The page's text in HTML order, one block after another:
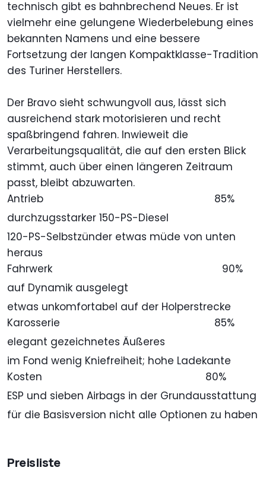
technisch gibt es bahnbrechend Neues. Er ist
vielmehr eine gelungene Wiederbelebung eines
bekannten Namens und eine bessere
Fortsetzung der langen Kompaktklasse-Tradition
des Turiner Herstellers.
Der Bravo sieht schwungvoll aus, lässt sich
ausreichend stark motorisieren und recht
spaßbringend fahren. Inwieweit die
Verarbeitungsqualität, die auf den ersten Blick
stimmt, auch über einen längeren Zeitraum
passt, bleibt abzuwarten.
Antrieb
85%
durchzugsstarker 150-PS-Diesel
120-PS-Selbstzünder etwas müde von unten
heraus
Fahrwerk
90%
auf Dynamik ausgelegt
etwas unkomfortabel auf der Holperstrecke
Karosserie
85%
elegant gezeichnetes Äußeres
im Fond wenig Kniefreiheit; hohe Ladekante
Kosten
80%
ESP und sieben Airbags in der Grundausstattung
für die Basisversion nicht alle Optionen zu haben
Preisliste